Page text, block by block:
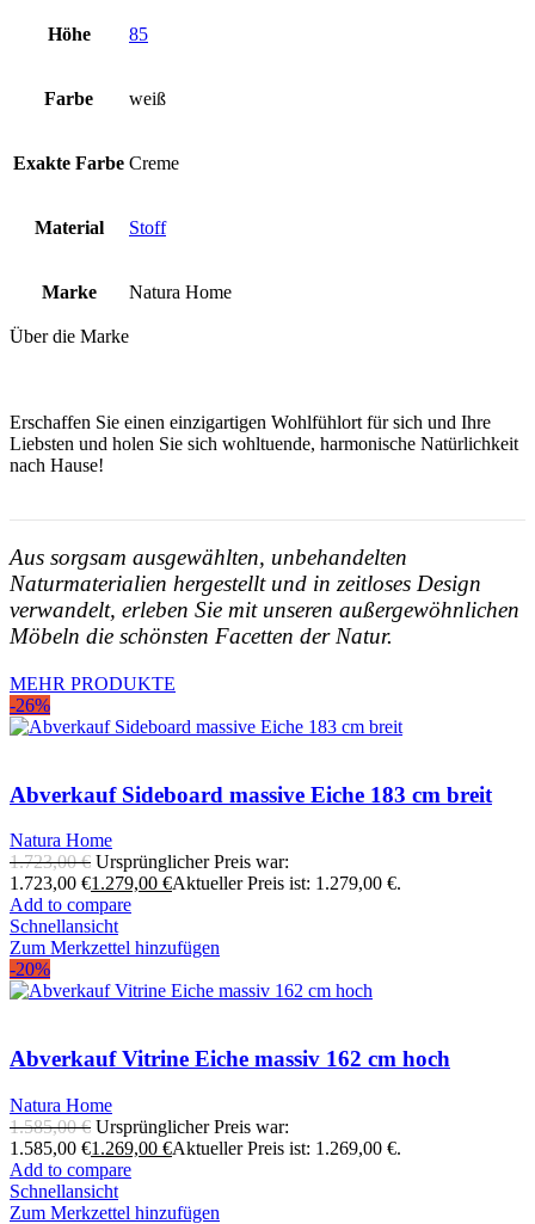
Höhe 85
Farbe weiß
Exakte Farbe Creme
Material Stoff
Marke Natura Home
Über die Marke
Erschaffen Sie einen einzigartigen Wohlfühlort für sich und Ihre
Liebsten und holen Sie sich wohltuende, harmonische Natürlichkeit
nach Hause!
Aus sorgsam ausgewählten, unbehandelten
Naturmaterialien hergestellt und in zeitloses Design
verwandelt, erleben Sie mit unseren außergewöhnlichen
Möbeln die schönsten Facetten der Natur.
MEHR PRODUKTE
-26%
Abverkauf Sideboard massive Eiche 183 cm breit
Natura Home
1.723,00€ Ursprünglicher Preis war:
1.723,00 €1.279,00 €Aktueller Preis ist: 1.279,00 €.
Add to compare
Schnellansicht
Zum Merkzettel hinzufügen
-20%
Abverkauf Vitrine Eiche massiv 162 cm hoch
Natura Home
1.585,00€ Ursprünglicher Preis war:
1.585,00 €1.269,00 €Aktueller Preis ist: 1.269,00 €.
Add to compare
Schnellansicht
Zum Merkzettel hinzufügen